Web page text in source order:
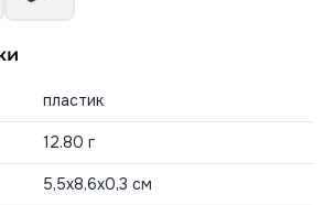
пластик
12.80 г
5,5х8,6х0,3 см